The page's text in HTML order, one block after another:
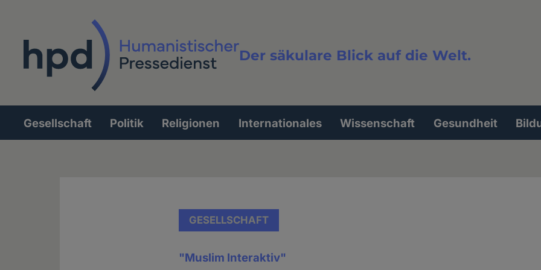
Der säkulare Blick auf die Welt.
Volltextsuche
Hauptnavigation
Gesellschaft Politik Religionen Internationales Wissenschaft Gesundheit
GESELLSCHAFT
"Muslim Interaktiv"